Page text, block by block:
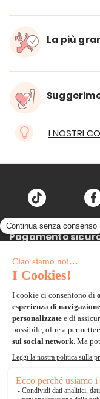
La più
I NOSTRI
Pagamento
Carta di credito
Paypal
Bonifico
3 volte senza tasse
*Soluzioni di